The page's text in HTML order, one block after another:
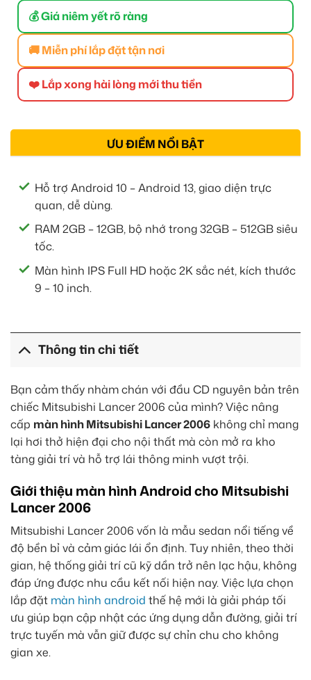
💰 Giá niêm yết rõ ràng
🚚 Miễn phí lắp đặt tận nơi
❤️ Lắp xong hài lòng mới thu tiền
ƯU ĐIỂM NỔI BẬT
Hỗ trợ Android 10 – Android 13, giao diện trực
quan, dễ dùng.
RAM 2GB – 12GB, bộ nhớ trong 32GB – 512GB siêu
tốc.
Màn hình IPS Full HD hoặc 2K sắc nét, kích thước
9 – 10 inch.
Thông tin chi tiết
Bạn cảm thấy nhàm chán với đầu CD nguyên bản trên
chiếc Mitsubishi Lancer 2006 của mình? Việc nâng
cấp màn hình Mitsubishi Lancer 2006 không chỉ mang
lại hơi thở hiện đại cho nội thất mà còn mở ra kho
tàng giải trí và hỗ trợ lái thông minh vượt trội.
Giới thiệu màn hình Android cho Mitsubishi
Lancer 2006
Mitsubishi Lancer 2006 vốn là mẫu sedan nổi tiếng về
độ bền bỉ và cảm giác lái ổn định. Tuy nhiên, theo thời
gian, hệ thống giải trí cũ kỹ dần trở nên lạc hậu, không
đáp ứng được nhu cầu kết nối hiện nay. Việc lựa chọn
lắp đặt màn hình android thế hệ mới là giải pháp tối
ưu giúp bạn cập nhật các ứng dụng dẫn đường, giải trí
trực tuyến mà vẫn giữ được sự chỉn chu cho không
gian xe.